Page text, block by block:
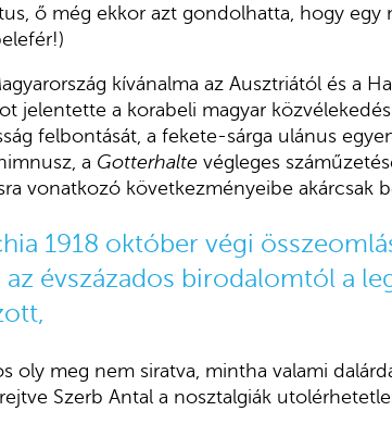
ő még ekkor azt gondolhatta, hogy
kívánalma az Ausztriától és a
jelentette a korabeli magyar
felbontását, a fekete-sárga ulánus
a Gotterhalte végleges
vonatkozó következményeibe akárcsak
1918 október végi
az évszázados birodalomtól a
oly meg nem siratva, mintha valami
Szerb Antal a nosztalgiák